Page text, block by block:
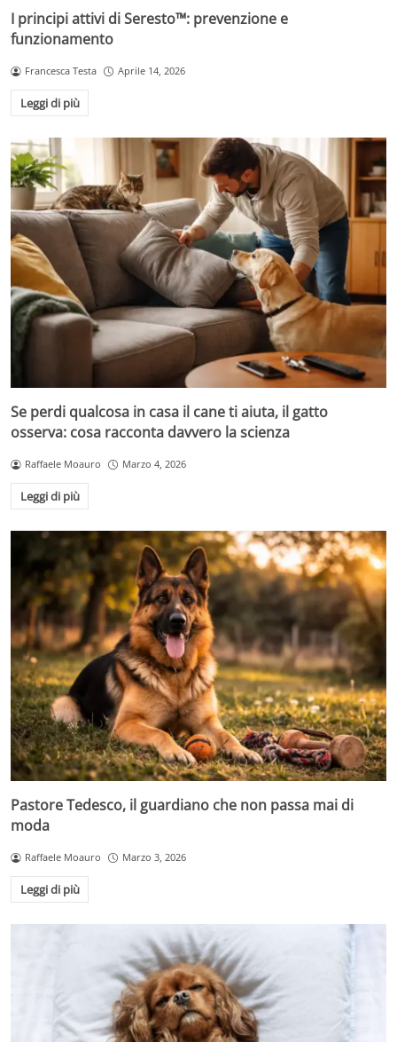
I principi attivi di Seresto™: prevenzione e
funzionamento
Francesca Testa Aprile 14, 2026
Leggi di più
Se perdi qualcosa in casa il cane ti aiuta, il gatto
osserva: cosa racconta davvero la scienza
Raffaele Moauro Marzo 4, 2026
Leggi di più
Pastore Tedesco, il guardiano che non passa mai di
moda
Raffaele Moauro Marzo 3, 2026
Leggi di più